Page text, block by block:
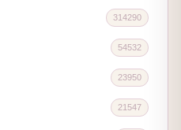
314290
54532
23950
21547